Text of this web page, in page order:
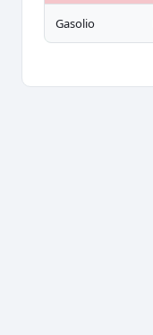
Gasolio